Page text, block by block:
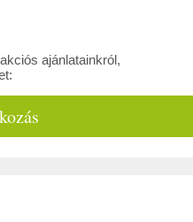
ajánlatainkról,